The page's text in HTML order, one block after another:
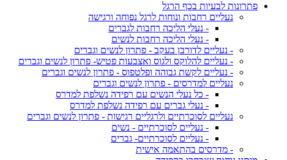
פתרונות לבעיות בכף הרגל
נעליים רחבות ונוחות לרגל נפוחה ורגישה
- נעלי הליכה רחבות לגברים
- נעלי הליכה רחבות לנשים
- נעליים לדורבן בעקב - פתרון לנשים וגברים
- נעליים להלוקס ולגוס ואצבעות פטיש- פתרון לנשים וגברים
- נעליים לקשת גבוהה ופלטפוס - פתרון לנשים וגברים
נעליים למדרסים - פתרון לנשים וגברים
- כל נעלי הנשים עם רפידה נשלפת למדרס
- נעלי גברים עם רפידה נשלפת למדרס
נעליים לסוכרתיים ולרגליים רגישות - פתרון לנשים וגברים
- נעליים לסוכרתיים - נשים
- נעליים לסוכרתיים- גברים
- מדרסים בהתאמה אישית